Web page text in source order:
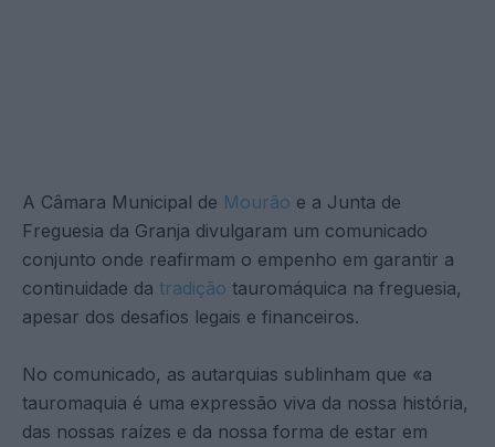
A Câmara Municipal de Mourão e a Junta de
Freguesia da Granja divulgaram um comunicado
conjunto onde reafirmam o empenho em garantir a
continuidade da tradição tauromáquica na freguesia,
apesar dos desafios legais e financeiros.
No comunicado, as autarquias sublinham que «a
tauromaquia é uma expressão viva da nossa história,
das nossas raízes e da nossa forma de estar em